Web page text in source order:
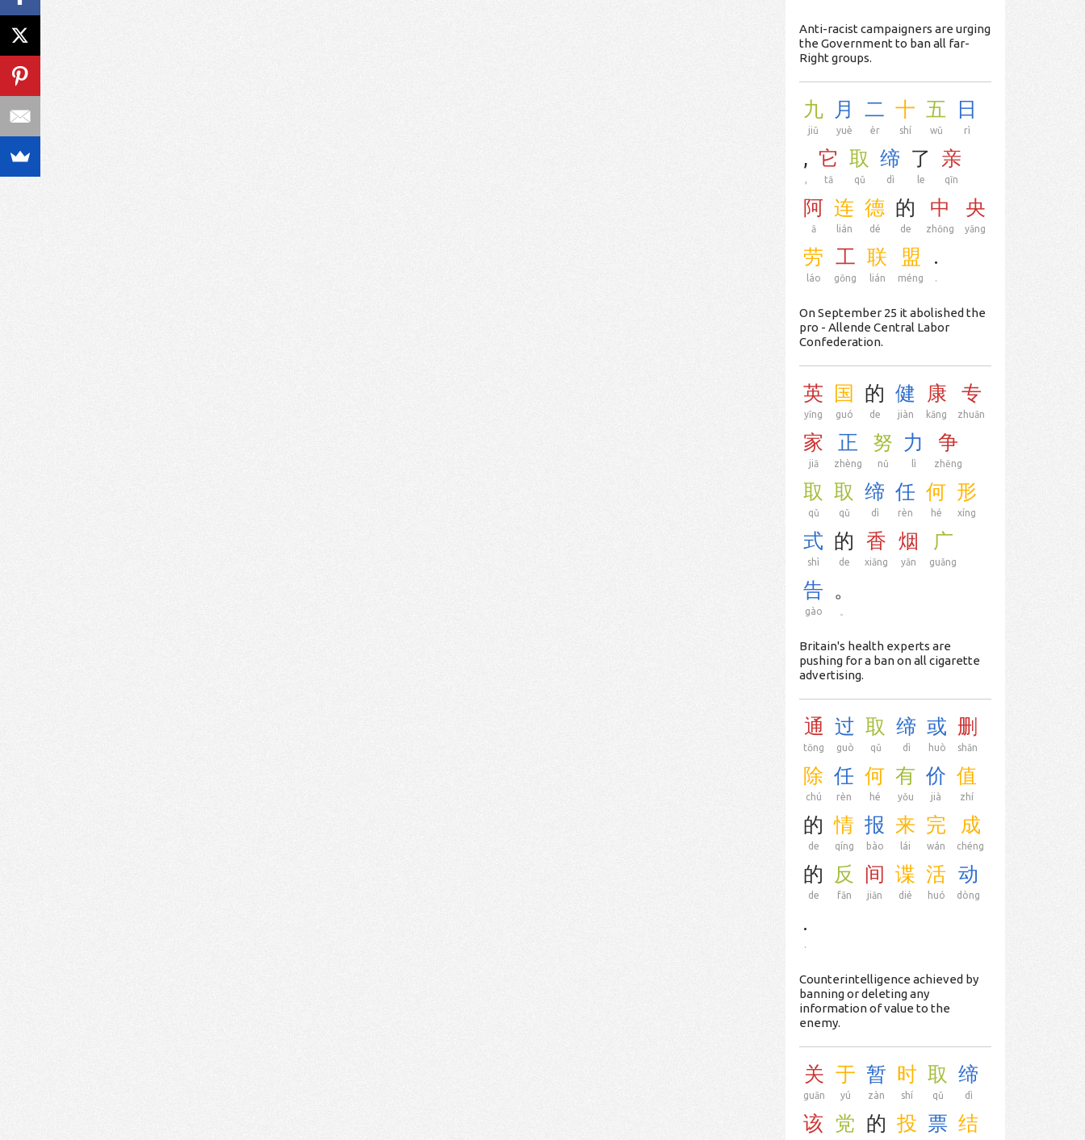
Anti-racist campaigners are urging
the Government to ban all far-
Right groups.
九
jiǔ
月
yuè
二
èr
十
shí
五
wǔ
日
rì
,
,
它
tā
取
qǔ
缔
dì
了
le
亲
qīn
阿
ā
连
lián
德
dé
的
de
中
zhōng
央
yāng
劳
láo
工
gōng
联
lián
盟
méng
.
.
On September 25 it abolished the
pro - Allende Central Labor
Confederation.
英
yīng
国
guó
的
de
健
jiàn
康
kāng
专
zhuān
家
jiā
正
zhèng
努
nǔ
力
lì
争
zhēng
取
qǔ
取
qǔ
缔
dì
任
rèn
何
hé
形
xíng
式
shì
的
de
香
xiāng
烟
yān
广
guǎng
告
gào
。
Britain's health experts are
pushing for a ban on all cigarette
advertising.
通
tōng
过
guò
取
qǔ
缔
dì
或
huò
删
shān
除
chú
任
rèn
何
hé
有
yǒu
价
jià
值
zhí
的
de
情
qíng
报
bào
来
lái
完
wán
成
chéng
的
de
反
fǎn
间
jiān
谍
dié
活
huó
动
dòng
.
.
Counterintelligence achieved by
banning or deleting any
information of value to the
enemy.
关
guān
于
yú
暂
zàn
时
shí
取
qǔ
缔
dì
该 党 的 投 票 结